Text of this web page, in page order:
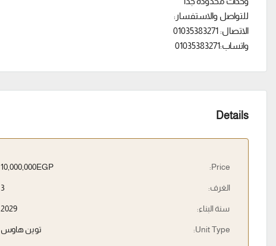
للتواصل والاستفسار:
الاتصال: 01035383271
واتساب:01035383271
Details
Price:
10,000,000EGP
الغرف: 3
سنة البناء: 2029
Unit Type: توين هاوس